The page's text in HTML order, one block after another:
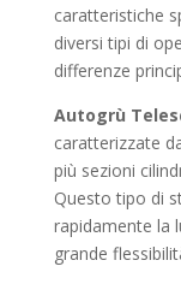
caratteristiche
diversi tipi di
differenze
Autogrù
caratterizzate
più sezioni
Questo tipo di
rapidamente la
grande